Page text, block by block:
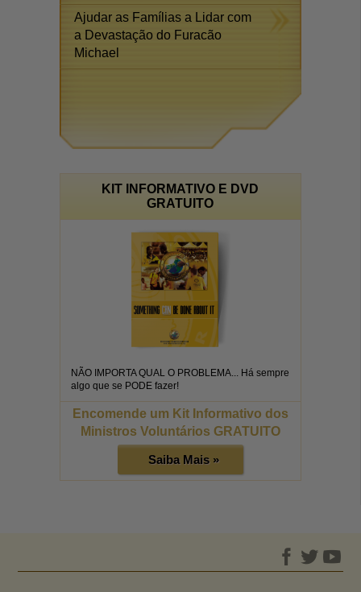
Ajudar as Famílias a Lidar com
a Devastação do Furacão
Michael
KIT INFORMATIVO E DVD
GRATUITO
NÃO IMPORTA QUAL O PROBLEMA... Há sempre
algo que se PODE fazer!
Encomende um Kit Informativo dos
Ministros Voluntários GRATUITO
Saiba Mais »